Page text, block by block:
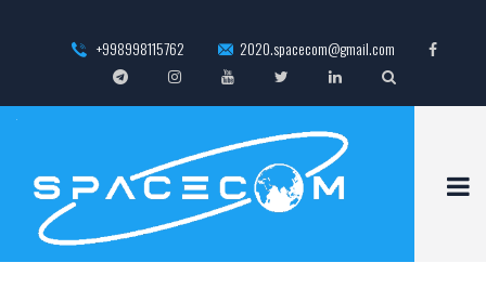
+998998115762 2020.spacecom@gmail.com